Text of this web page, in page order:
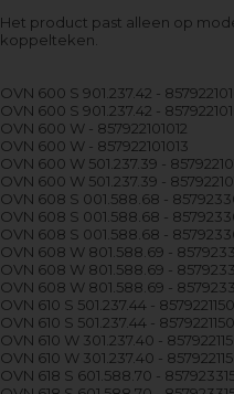
Het product past alleen op
koppelteken.
OVN 600 S 901.237.42 -
OVN 600 S 901.237.42 -
OVN 600 W - 857922101012
OVN 600 W - 857922101013
OVN 600 W 501.237.39 -
OVN 600 W 501.237.39 -
OVN 608 S 001.588.68 -
OVN 608 S 001.588.68 -
OVN 608 S 001.588.68 -
OVN 608 W 801.588.69 -
OVN 608 W 801.588.69 -
OVN 608 W 801.588.69 -
OVN 610 S 501.237.44 -
OVN 610 S 501.237.44 -
OVN 610 W 301.237.40 -
OVN 610 W 301.237.40 -
OVN 618 S 601.588.70 -